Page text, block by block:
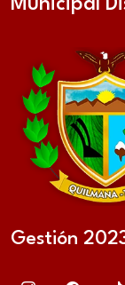
Municipal
Gestión